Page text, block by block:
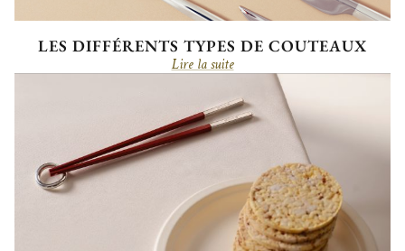
LES DIFFÉRENTS TYPES DE COUTEAUX
Lire la suite